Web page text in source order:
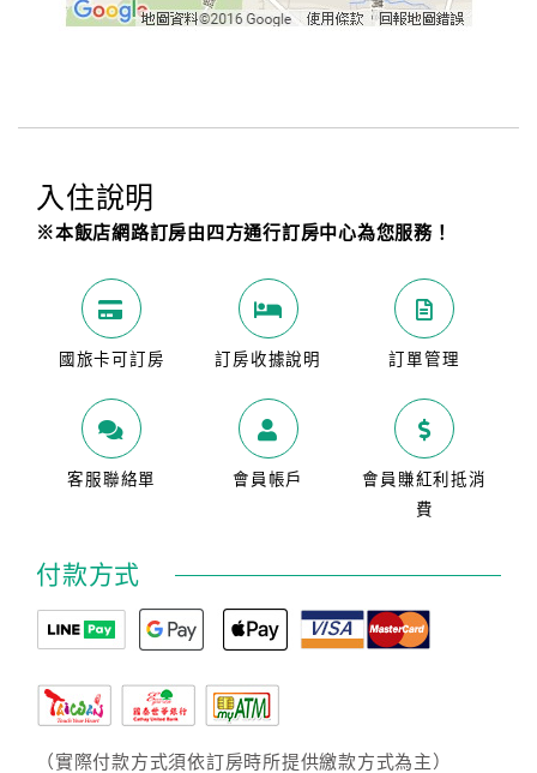
入住說明
※本飯店網路訂房由四方通行訂房中心為您服務！
國旅卡可訂房 訂房收據說明 訂單管理
客服聯絡單 會員帳戶
會員賺紅利抵消
費
付款方式
（實際付款方式須依訂房時所提供繳款方式為主）